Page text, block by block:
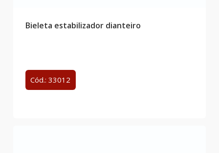
Bieleta estabilizador dianteiro
Cód.: 33012